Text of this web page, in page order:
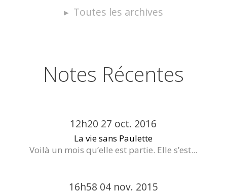
Toutes les archives
Notes Récentes
12h20 27 oct. 2016
La vie sans Paulette
Voilà un mois qu’elle est partie. Elle s’est...
16h58 04 nov. 2015